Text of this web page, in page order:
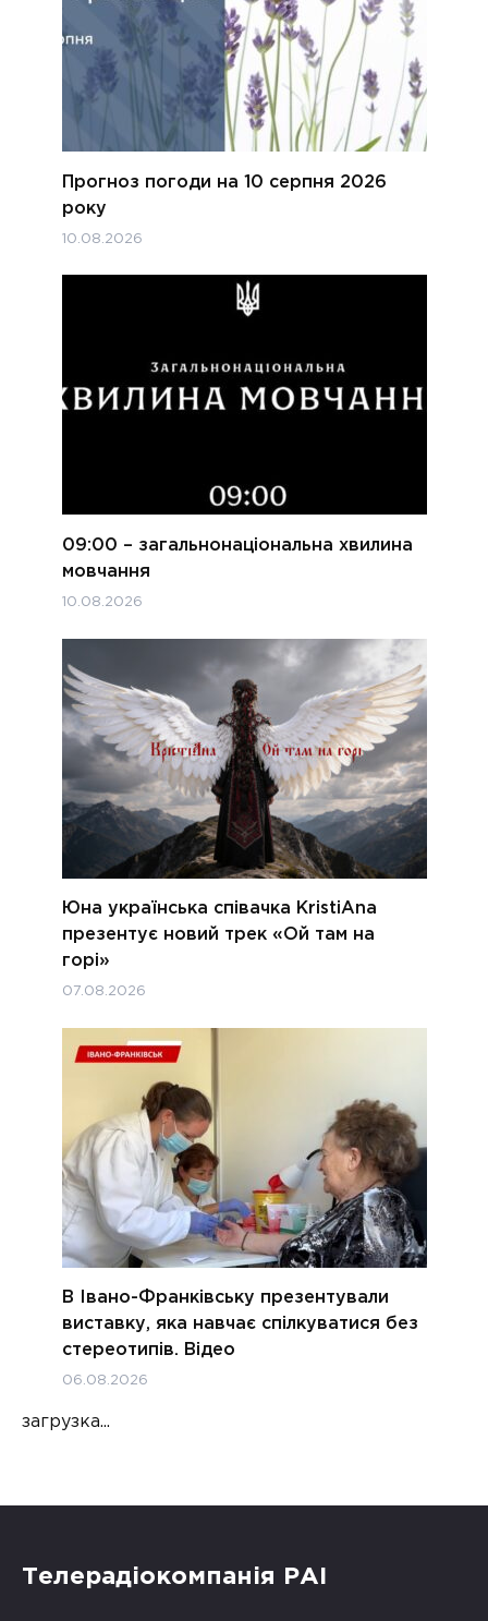
Прогноз погоди на 10 серпня 2026
року
10.08.2026
09:00 – загальнонаціональна хвилина
мовчання
10.08.2026
Юна українська співачка KristiAna
презентує новий трек «Ой там на
горі»
07.08.2026
В Івано-Франківську презентували
виставку, яка навчає спілкуватися без
стереотипів. Відео
06.08.2026
загрузка...
Телерадіокомпанія РАІ